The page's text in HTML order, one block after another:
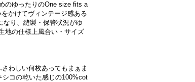
のゆったりのOne size fits a
かけてヴィンテージ感ある
なり、縫製・保管状況がゆ
地の仕様上風合い・サイズ
わしい何枚あってもまぁま
コの乾いた感じの100%cot